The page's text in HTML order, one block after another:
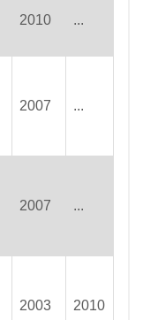
2010 ...
2007 ...
2007 ...
2003 2010